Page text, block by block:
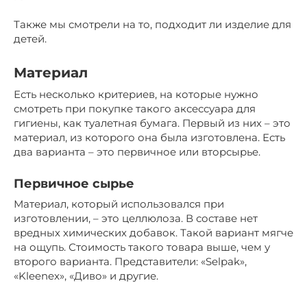
Также мы смотрели на то, подходит ли изделие для
детей.
Материал
Есть несколько критериев, на которые нужно
смотреть при покупке такого аксессуара для
гигиены, как туалетная бумага. Первый из них – это
материал, из которого она была изготовлена. Есть
два варианта – это первичное или вторсырье.
Первичное сырье
Материал, который использовался при
изготовлении, – это целлюлоза. В составе нет
вредных химических добавок. Такой вариант мягче
на ощупь. Стоимость такого товара выше, чем у
второго варианта. Представители: «Selpak»,
«Kleenex», «Диво» и другие.